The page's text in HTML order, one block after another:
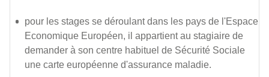
pour les stages se déroulant dans les pays de l'Espace
Economique Européen, il appartient au stagiaire de
demander à son centre habituel de Sécurité Sociale
une carte européenne d'assurance maladie.